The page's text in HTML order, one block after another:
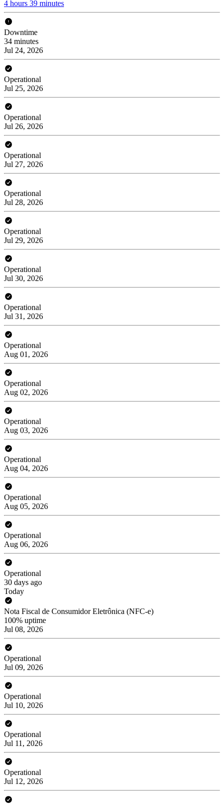
4 hours 39 minutes
Downtime
34 minutes
Jul 24, 2026
Operational
Jul 25, 2026
Operational
Jul 26, 2026
Operational
Jul 27, 2026
Operational
Jul 28, 2026
Operational
Jul 29, 2026
Operational
Jul 30, 2026
Operational
Jul 31, 2026
Operational
Aug 01, 2026
Operational
Aug 02, 2026
Operational
Aug 03, 2026
Operational
Aug 04, 2026
Operational
Aug 05, 2026
Operational
Aug 06, 2026
Operational
30 days ago
Today
Nota Fiscal de Consumidor Eletrônica (NFC-e)
100% uptime
Jul 08, 2026
Operational
Jul 09, 2026
Operational
Jul 10, 2026
Operational
Jul 11, 2026
Operational
Jul 12, 2026